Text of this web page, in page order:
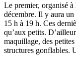
Le premier, organisé à
décembre. Il y aura un
15 h à 19 h. Ces
qu’aux petits.
maquillage, des
structures gonflables.